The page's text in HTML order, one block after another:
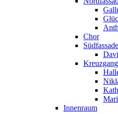
Chor
Südfassade
Kreuzgang
Innenraum